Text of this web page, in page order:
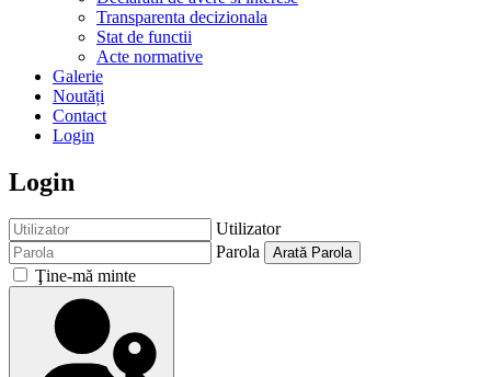
Transparenta decizionala
Stat de functii
Acte normative
Galerie
Noutăți
Contact
Login
Login
Utilizator
Parola
Arată Parola
Ţine-mă minte